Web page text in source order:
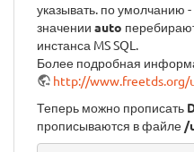
указывать. по умолчанию
значении auto
инстанса MS SQL.
Более подробная
http://www.freetds.org/
Теперь можно прописать
прописываются в файле /